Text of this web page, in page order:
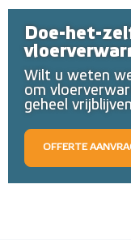
Doe-het-
Wilt u weten
om
geheel
OFFERTE